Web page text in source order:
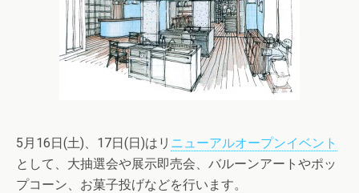
5月16日(土)、17日(日)はリ ニューアルオープンイベント
として、大抽選会や展示即売会、バルーンアートやポッ
プコーン、お菓子投げなどを行います。